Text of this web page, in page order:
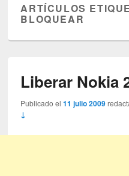
ARTÍCULOS
BLOQUEAR
Liberar Nokia
Publicado el11 julio 2009
↓